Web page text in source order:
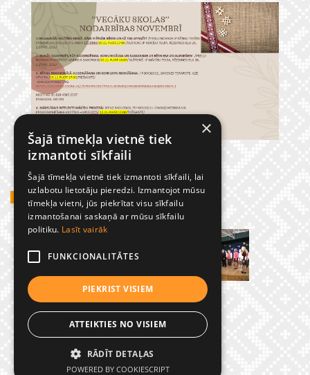
GADĪJUMBILDES
© Preiļu 1. pamatskola
×
Šajā tīmekļa vietnē tiek
izmantoti sīkfaili
Šajā tīmekļa vietnē tiek izmantoti sīkfaili, lai
uzlabotu lietotāju pieredzi. Izmantojot mūsu
tīmekļa vietni, jūs piekrītat visu sīkfailu
izmantošanai saskaņā ar mūsu sīkfailu
politiku. Lasīt vairāk
FUNKCIONALITĀTES
PIEKRIST VISIEM
ATTEIKTIES NO VISIEM
RĀDĪT DETAĻAS
POWERED BY COOKIESCRIPT